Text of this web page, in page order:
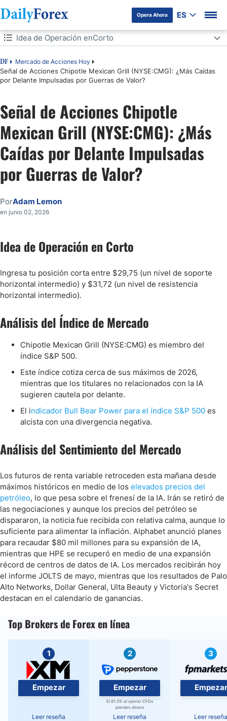
Opera Ahora ES
Tabla de contenidos
DF Mercado de Acciones Hoy
Señal de Acciones Chipotle Mexican Grill (NYSE:CMG): ¿Más Caídas
por Delante Impulsadas por Guerras de Valor?
Idea de Operación enCorto
Idea de Operación enCorto
Análisis del Índice de Mercado
Análisis del Sentimiento del Mercado
Análisis Fundamental de Chipotle Mexican Grill
Análisis Técnico de Chipotle Mexican Grill
Mi Operación en Corto de Acciones de CMG
Señal de Acciones Chipotle
Mexican Grill (NYSE:CMG): ¿Más
Caídas por Delante Impulsadas
por Guerras de Valor?
PorAdam Lemon
en junio 02, 2026
Idea de Operación en Corto
Ingresa tu posición corta entre $29,75 (un nivel de soporte
horizontal intermedio) y $31,72 (un nivel de resistencia
horizontal intermedio).
Análisis del Índice de Mercado
Chipotle Mexican Grill (NYSE:CMG) es miembro del
índice S&P 500.
Este índice cotiza cerca de sus máximos de 2026,
mientras que los titulares no relacionados con la IA
sugieren cautela por delante.
El indicador Bull Bear Power para el índice S&P 500 es
alcista con una divergencia negativa.
Análisis del Sentimiento del Mercado
Los futuros de renta variable retroceden esta mañana desde
máximos históricos en medio de los elevados precios del
petróleo, lo que pesa sobre el frenesí de la IA. Irán se retiró de
las negociaciones y aunque los precios del petróleo se
dispararon, la noticia fue recibida con relativa calma, aunque lo
suficiente para alimentar la inflación. Alphabet anunció planes
para recaudar $80 mil millones para su expansión de IA,
mientras que HPE se recuperó en medio de una expansión
récord de centros de datos de IA. Los mercados recibirán hoy
el informe JOLTS de mayo, mientras que los resultados de Palo
Alto Networks, Dollar General, Ulta Beauty y Victoria's Secret
destacan en el calendario de ganancias.
Top Brokers de Forex en línea
1
Empezar
Leer reseña
2
Empezar
El 81.3% al operar CFDs
pierden dinero
Leer reseña
3
Empezar
Leer reseña